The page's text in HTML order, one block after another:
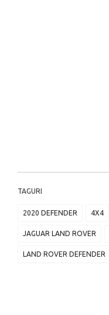
TAGURI
2020 DEFENDER 4X4
JAGUAR LAND ROVER
LAND ROVER DEFENDER